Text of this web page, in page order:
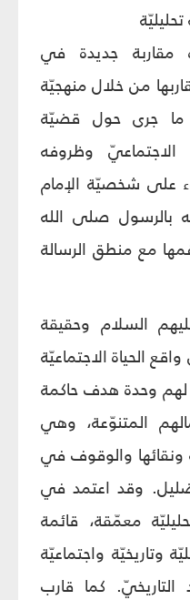
جديدة في
من خلال منهجيّة
ما جرى حول قضيّة
وظروفه
على شخصيّة الإمام
بالرسول صلى الله
مع منطق الرسالة
السلام وحقيقة
الحياة الاجتماعيّة
وحدة هدف حاكمة
المتنوّعة، وهي
ونقائها والوقوف في
وقد اعتمد في
معمّقة، قائمة
وتاريخيّة واجتماعيّة
كما قارب